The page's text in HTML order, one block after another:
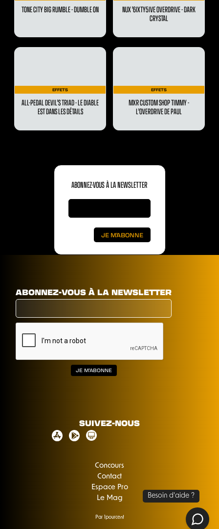
TONE CITY BIG RUMBLE - DUMBLE ON NUX '6IXTY5IVE OVERDRIVE - DARK
CRYSTAL
EFFETS
ALL-PEDAL DEVIL'S TRIAD - LE DIABLE
EST DANS LES DÉTAILS
EFFETS
MXR CUSTOM SHOP TIMMY -
L'OVERDRIVE DE PAUL
ABONNEZ-VOUS À LA NEWSLETTER
ABONNEZ-VOUS À LA NEWSLETTER
SUIVEZ-NOUS
Concours
Contact
Espace Pro
Le Mag
Par 1pourcent